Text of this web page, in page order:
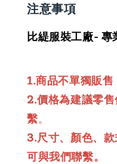
注意事項
比緹服裝工廠- 專
1.商品不單獨販售
2.價格為建議零
繫。
3.尺寸、顏色、
可與我們聯繫。